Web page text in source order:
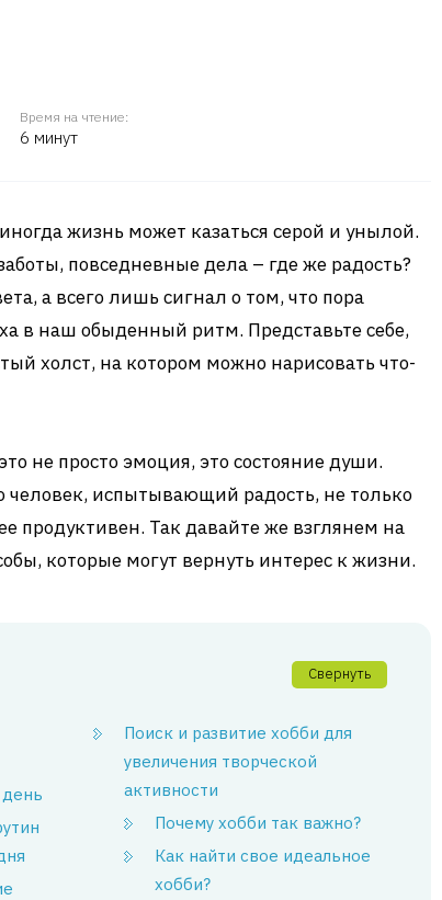
Время на чтение:
6 минут
жизнь может казаться серой и унылой.
повседневные дела – где же радость?
а всего лишь сигнал о том, что пора
в наш обыденный ритм. Представьте себе,
холст, на котором можно нарисовать что-
не просто эмоция, это состояние души.
человек, испытывающий радость, не только
продуктивен. Так давайте же взглянем на
которые могут вернуть интерес к жизни.
Свернуть
Поиск и развитие хобби для
увеличения творческой
активности
Почему хобби так важно?
Как найти свое идеальное
хобби?